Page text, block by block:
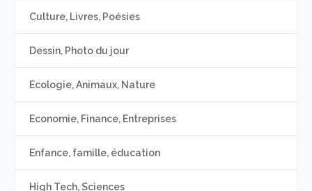
Culture, Livres, Poésies
Dessin, Photo du jour
Ecologie, Animaux, Nature
Economie, Finance, Entreprises
Enfance, famille, éducation
High Tech, Sciences